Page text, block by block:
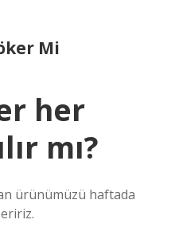
Mi
her
mı?
ürünümüzü haftada